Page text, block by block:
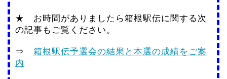
★ お時間がありましたら箱根駅伝に関する次
の記事もご覧ください。
⇒ 箱根駅伝予選会の結果と本選の成績をご案
内